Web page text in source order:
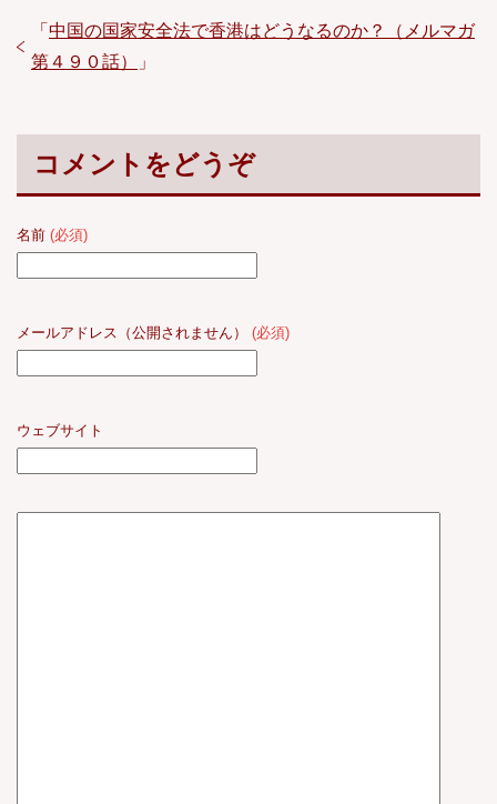
「 中国の国家安全法で香港はどうなるのか？（メルマガ
第４９０話）
」
コメントをどうぞ
名前 (必須)
メールアドレス（公開されません） (必須)
ウェブサイト